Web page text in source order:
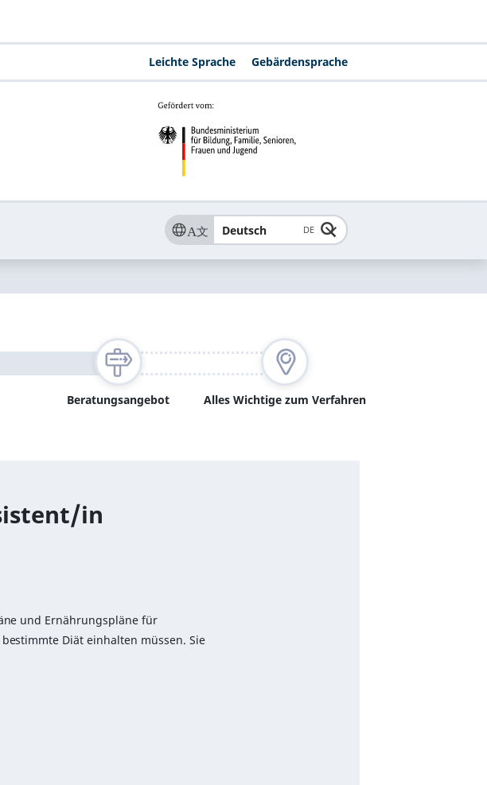
Leichte Sprache Gebärdensprache
Deutsch DE
Beratungsangebot Alles Wichtige zum Verfahren
in
und Ernährungspläne für
Diät einhalten müssen. Sie